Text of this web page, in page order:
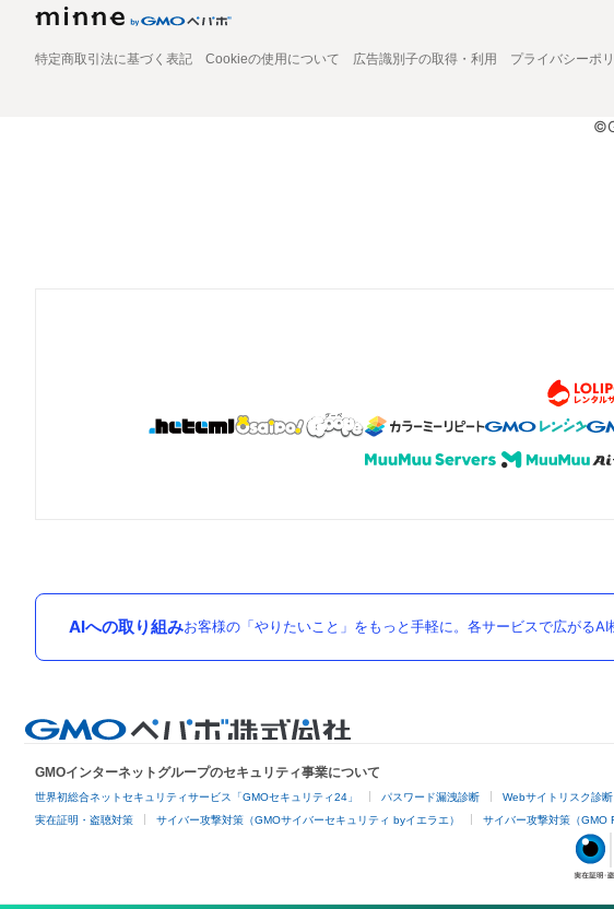
特定商取引法に基づく表記 Cookieの使用について 広告識別子の取得・利用 プライバシーポ
AIへの取り組みお客様の「やりたいこと」をもっと手軽に。各サービスで広がるAI
GMOインターネットグループのセキュリティ事業について
世界初総合ネットセキュリティサービス「GMOセキュリティ24」 パスワード漏洩診断 Webサイトリスク診断
実在証明・盗聴対策 サイバー攻撃対策（GMOサイバーセキュリティ byイエラエ） サイバー攻撃対策（GMO